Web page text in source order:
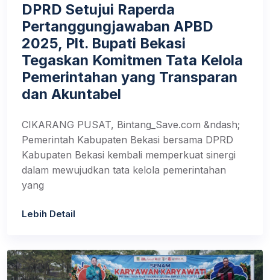
DPRD Setujui Raperda
Pertanggungjawaban APBD
2025, Plt. Bupati Bekasi
Tegaskan Komitmen Tata Kelola
Pemerintahan yang Transparan
dan Akuntabel
CIKARANG PUSAT, Bintang_Save.com &ndash;
Pemerintah Kabupaten Bekasi bersama DPRD
Kabupaten Bekasi kembali memperkuat sinergi
dalam mewujudkan tata kelola pemerintahan
yang
Lebih Detail